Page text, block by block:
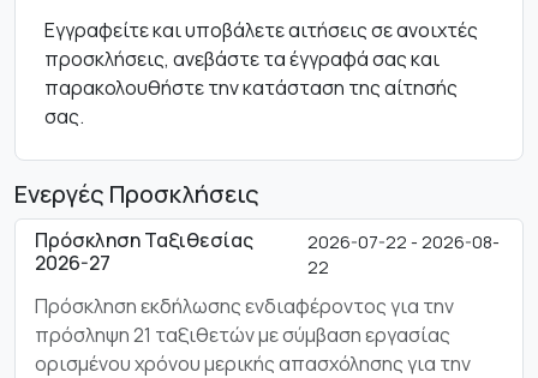
Εγγραφείτε και υποβάλετε αιτήσεις σε ανοιχτές
προσκλήσεις, ανεβάστε τα έγγραφά σας και
παρακολουθήστε την κατάσταση της αίτησής
σας.
Ενεργές Προσκλήσεις
Πρόσκληση Ταξιθεσίας
2026-27
2026-07-22 - 2026-08-
22
Πρόσκληση εκδήλωσης ενδιαφέροντος για την
πρόσληψη 21 ταξιθετών με σύμβαση εργασίας
ορισμένου χρόνου μερικής απασχόλησης για την